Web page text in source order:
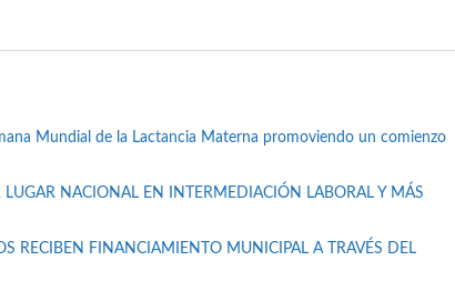
Mundial de la Lactancia Materna promoviendo un comienzo
LUGAR NACIONAL EN INTERMEDIACIÓN LABORAL Y MÁS
RECIBEN FINANCIAMIENTO MUNICIPAL A TRAVÉS DEL